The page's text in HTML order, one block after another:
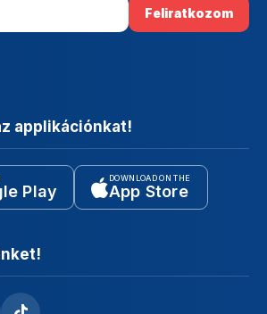
applikációnkat!
Play
DOWNLOAD ON THE
App Store